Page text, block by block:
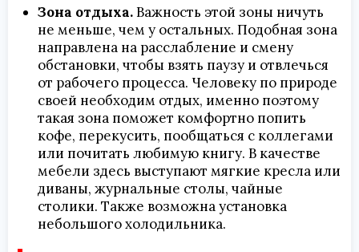
Зона отдыха.Важность этой зоны ничуть
не меньше, чем у остальных. Подобная зона
направлена на расслабление и смену
обстановки, чтобы взять паузу и отвлечься
от рабочего процесса. Человеку по природе
своей необходим отдых, именно поэтому
такая зона поможет комфортно попить
кофе, перекусить, пообщаться с коллегами
или почитать любимую книгу. В качестве
мебели здесь выступают мягкие кресла или
диваны, журнальные столы, чайные
столики. Также возможна установка
небольшого холодильника.